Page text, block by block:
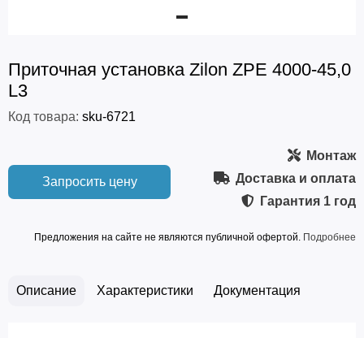
Приточная установка Zilon ZPE 4000-45,0
L3
Код товара: sku-6721
Запросить цену
Монтаж
Доставка и оплата
Гарантия 1 год
Предложения на сайте не являются публичной офертой. Подробнее
Описание Характеристики Документация